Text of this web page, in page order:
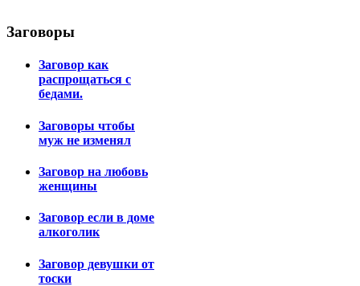
Заговоры
Заговор как
распрощаться с
бедами.
Заговоры чтобы
муж не изменял
Заговор на любовь
женщины
Заговор если в доме
алкоголик
Заговор девушки от
тоски